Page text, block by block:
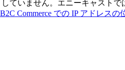
ていません。エニーキャスト
B2C Commerce での IP アドレスの